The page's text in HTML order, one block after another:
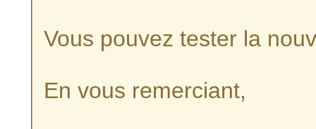
Vous pouvez tester la
En vous remerciant,